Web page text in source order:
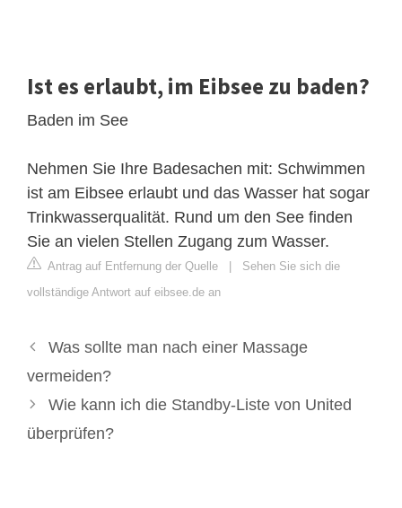
Ist es erlaubt, im Eibsee zu baden?
Baden im See
Nehmen Sie Ihre Badesachen mit: Schwimmen
ist am Eibsee erlaubt und das Wasser hat sogar
Trinkwasserqualität. Rund um den See finden
Sie an vielen Stellen Zugang zum Wasser.
Antrag auf Entfernung der Quelle | Sehen Sie sich die
vollständige Antwort auf eibsee.de an
Was sollte man nach einer Massage
vermeiden?
Wie kann ich die Standby-Liste von United
überprüfen?